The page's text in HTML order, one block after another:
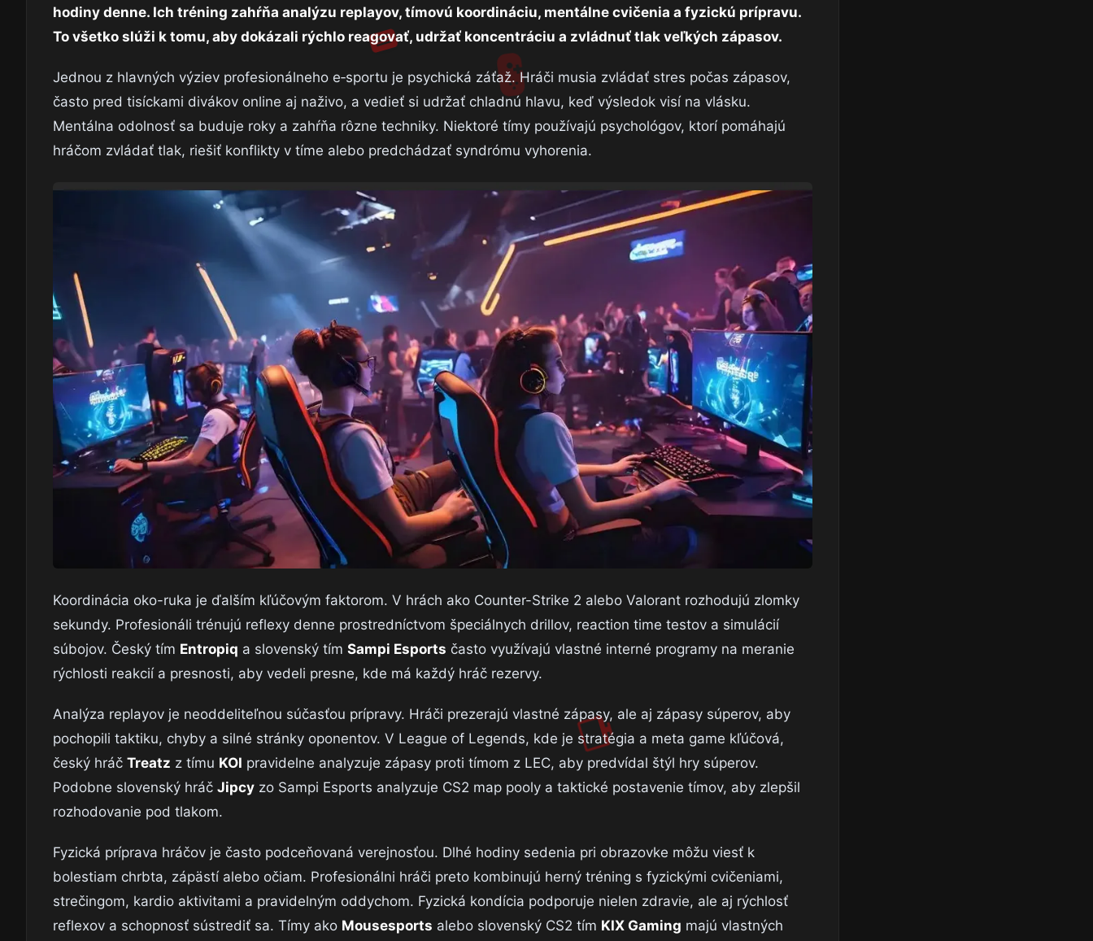
hodiny denne. Ich tréning zahŕňa analýzu replayov, tímovú koordináciu, mentálne cvičenia a fyzickú prípravu.
To všetko slúži k tomu, aby dokázali rýchlo reagovať, udržať koncentráciu a zvládnuť tlak veľkých zápasov.
Jednou z hlavných výziev profesionálneho e‑sportu je psychická záťaž. Hráči musia zvládať stres počas zápasov,
často pred tisíckami divákov online aj naživo, a vedieť si udržať chladnú hlavu, keď výsledok visí na vlásku.
Mentálna odolnosť sa buduje roky a zahŕňa rôzne techniky. Niektoré tímy používajú psychológov, ktorí pomáhajú
hráčom zvládať tlak, riešiť konflikty v tíme alebo predchádzať syndrómu vyhorenia.
Koordinácia oko-ruka je ďalším kľúčovým faktorom. V hrách ako Counter-Strike 2 alebo Valorant rozhodujú zlomky
sekundy. Profesionáli trénujú reflexy denne prostredníctvom špeciálnych drillov, reaction time testov a simulácií
súbojov. Český tím Entropiq a slovenský tím Sampi Esports často využívajú vlastné interné programy na meranie
rýchlosti reakcií a presnosti, aby vedeli presne, kde má každý hráč rezervy.
Analýza replayov je neoddeliteľnou súčasťou prípravy. Hráči prezerajú vlastné zápasy, ale aj zápasy súperov, aby
pochopili taktiku, chyby a silné stránky oponentov. V League of Legends, kde je stratégia a meta game kľúčová,
český hráč Treatz z tímu KOI pravidelne analyzuje zápasy proti tímom z LEC, aby predvídal štýl hry súperov.
Podobne slovenský hráč Jipcy zo Sampi Esports analyzuje CS2 map pooly a taktické postavenie tímov, aby zlepšil
rozhodovanie pod tlakom.
Fyzická príprava hráčov je často podceňovaná verejnosťou. Dlhé hodiny sedenia pri obrazovke môžu viesť k
bolestiam chrbta, zápästí alebo očiam. Profesionálni hráči preto kombinujú herný tréning s fyzickými cvičeniami,
strečingom, kardio aktivitami a pravidelným oddychom. Fyzická kondícia podporuje nielen zdravie, ale aj rýchlosť
reflexov a schopnosť sústrediť sa. Tímy ako Mousesports alebo slovenský CS2 tím KIX Gaming majú vlastných